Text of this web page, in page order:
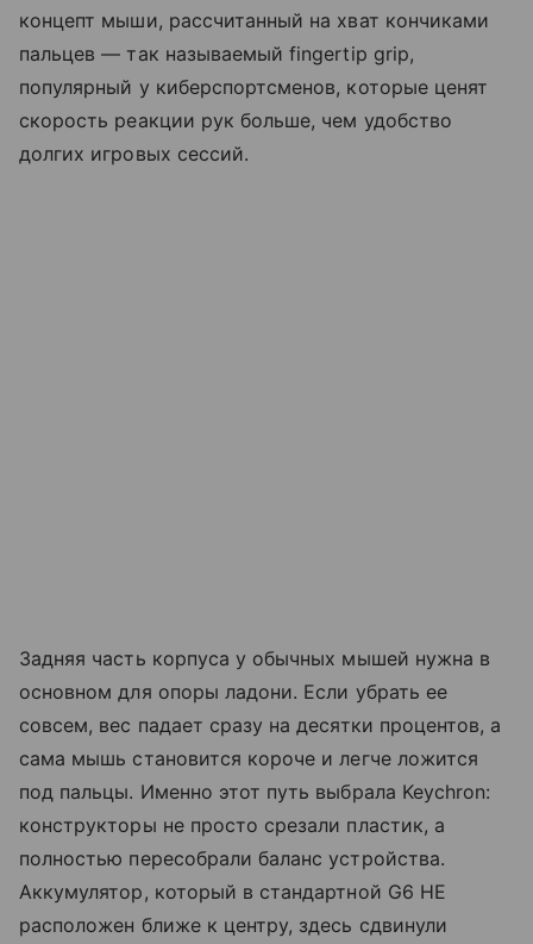
концепт мыши, рассчитанный на хват кончиками
пальцев — так называемый fingertip grip,
популярный у киберспортсменов, которые ценят
скорость реакции рук больше, чем удобство
долгих игровых сессий.
Задняя часть корпуса у обычных мышей нужна в
основном для опоры ладони. Если убрать ее
совсем, вес падает сразу на десятки процентов, а
сама мышь становится короче и легче ложится
под пальцы. Именно этот путь выбрала Keychron:
конструкторы не просто срезали пластик, а
полностью пересобрали баланс устройства.
Аккумулятор, который в стандартной G6 HE
расположен ближе к центру, здесь сдвинули